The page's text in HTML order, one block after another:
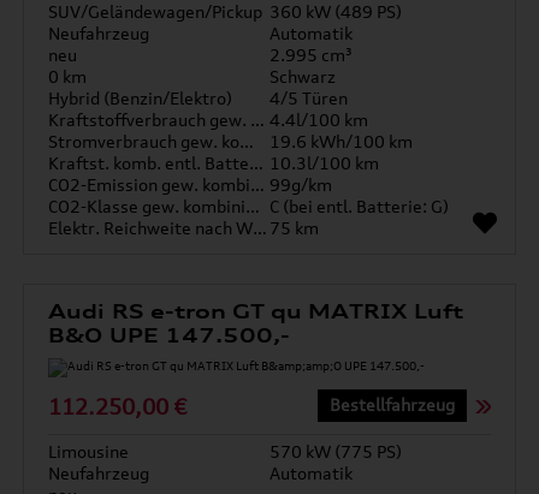
SUV/Geländewagen/Pickup 360 kW (489 PS)
Neufahrzeug
Automatik
neu
2.995 cm³
0 km
Schwarz
Hybrid (Benzin/Elektro)
4/5 Türen
Kraftstoffverbrauch gew. kombiniert 4.4l/100 km
Stromverbrauch gew. kombiniert
19.6 kWh/100 km
Kraftst. komb. entl. Batterie 10.3l/100 km
CO2-Emission gew. kombiniert 99g/km
CO2-Klasse gew. kombiniert C (bei entl. Batterie: G)
Elektr. Reichweite nach WLTP* 75 km
Audi RS e-tron GT qu MATRIX Luft
B&O UPE 147.500,-
112.250,00 € Bestellfahrzeug
Limousine
570 kW (775 PS)
Neufahrzeug
Automatik